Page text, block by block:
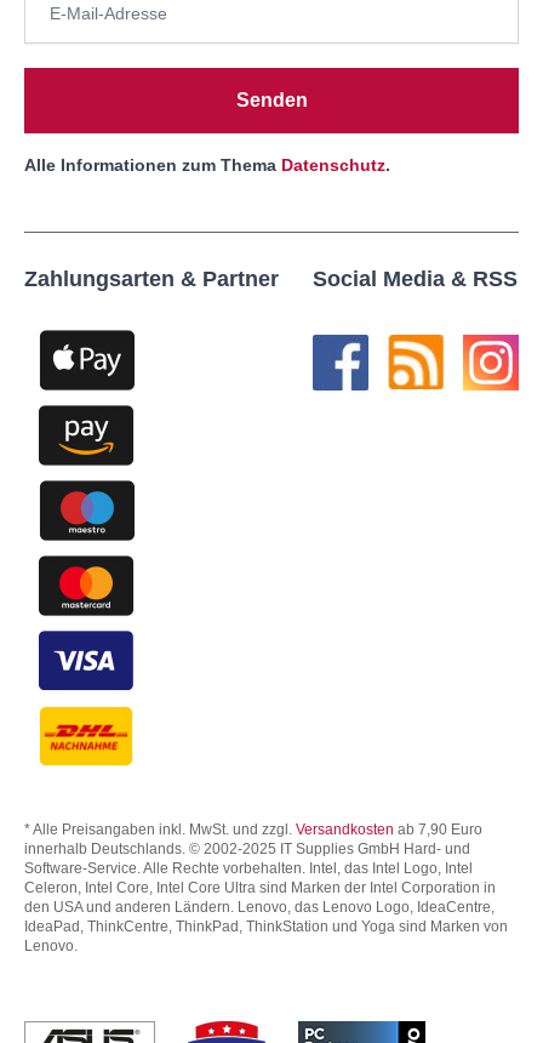
Senden
Alle Informationen zum Thema Datenschutz.
Zahlungsarten & Partner Social Media & RSS
* Alle Preisangaben inkl. MwSt. und zzgl. Versandkosten ab 7,90 Euro
innerhalb Deutschlands. © 2002-2025 IT Supplies GmbH Hard- und
Software-Service. Alle Rechte vorbehalten. Intel, das Intel Logo, Intel
Celeron, Intel Core, Intel Core Ultra sind Marken der Intel Corporation in
den USA und anderen Ländern. Lenovo, das Lenovo Logo, IdeaCentre,
IdeaPad, ThinkCentre, ThinkPad, ThinkStation und Yoga sind Marken von
Lenovo.